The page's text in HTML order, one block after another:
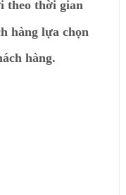
theo thời gian
hàng lựa chọn
hàng.